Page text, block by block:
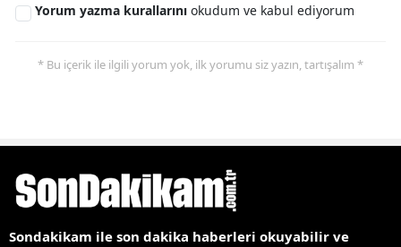
Yorum yazma kurallarını okudum ve kabul ediyorum
* Bu içerik ile ilgili yorum yok, ilk yorumu siz yazın, tartışalım *
Sondakikam ile son dakika haberleri okuyabilir ve